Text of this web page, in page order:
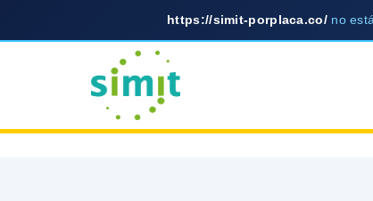
https://simit-porplaca.co/no